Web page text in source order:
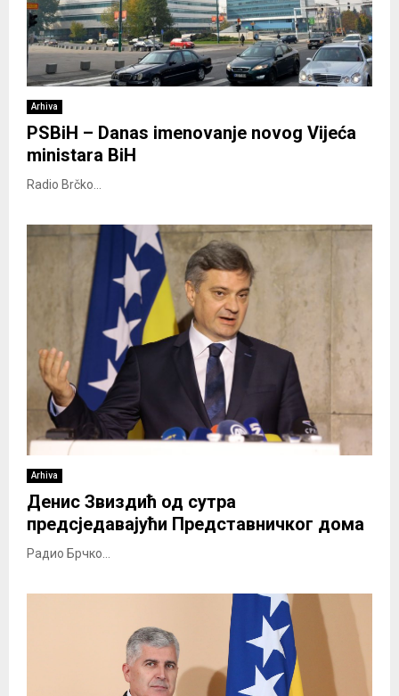
Arhiva
PSBiH – Danas imenovanje novog Vijeća
ministara BiH
Radio Brčko...
Arhiva
Денис Звиздић од сутра
предсједавајући Представничког дома
Радио Брчко...